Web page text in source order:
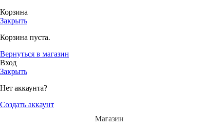
Корзина
Закрыть
Корзина пуста.
Вернуться в магазин
Вход
Закрыть
Нет аккаунта?
Создать аккаунт
Магазин